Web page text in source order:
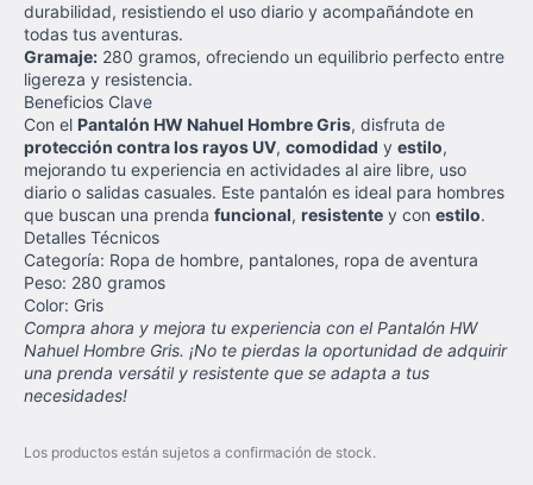
durabilidad, resistiendo el uso diario y acompañándote en
todas tus aventuras.
Gramaje: 280 gramos, ofreciendo un equilibrio perfecto entre
ligereza y resistencia.
Beneficios Clave
Con el Pantalón HW Nahuel Hombre Gris, disfruta de
protección contra los rayos UV, comodidad y estilo,
mejorando tu experiencia en actividades al aire libre, uso
diario o salidas casuales. Este pantalón es ideal para hombres
que buscan una prenda funcional, resistente y con estilo.
Detalles Técnicos
Categoría: Ropa de hombre, pantalones, ropa de aventura
Peso: 280 gramos
Color: Gris
Compra ahora y mejora tu experiencia con el Pantalón HW
Nahuel Hombre Gris. ¡No te pierdas la oportunidad de adquirir
una prenda versátil y resistente que se adapta a tus
necesidades!
Los productos están sujetos a confirmación de stock.